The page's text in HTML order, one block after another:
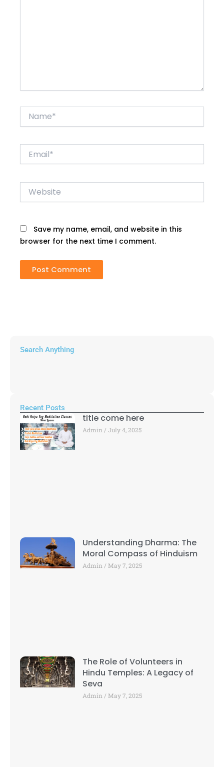
Website
Save my name, email, and website in this
browser for the next time I comment.
Search Anything
Recent Posts
title come here
Admin July 4, 2025
Understanding Dharma: The
Moral Compass of Hinduism
Admin May 7, 2025
The Role of Volunteers in
Hindu Temples: A Legacy of
Seva
Admin May 7, 2025